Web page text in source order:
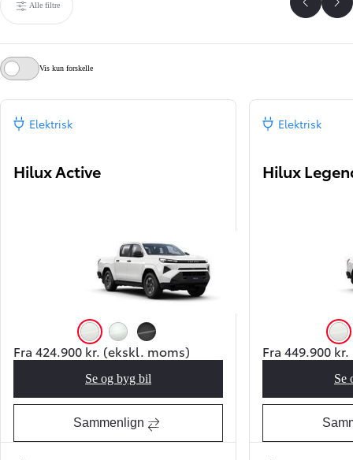
Alle filtre Se
Vis kun forskelle
Elektrisk
Hilux Active
Super White
Fra 424.900 kr. (ekskl. moms)
Se og byg bil
Hilux Active
Sammenlign
Elektrisk
Hilux
Fra 449.900
Se